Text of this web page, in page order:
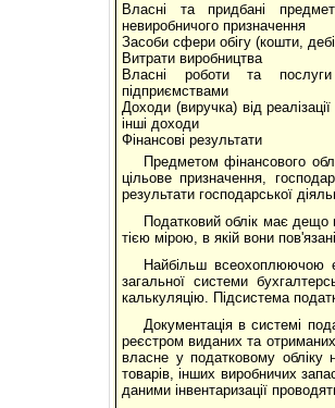
Власні та придбані
невиробничого призначення
Засоби сфери обігу (кошти,
Витрати виробництва
Власні роботи та
підприємствами
Доходи (виручка) від
інші доходи
Фінансові результати
Предметом фінансового
цільове призначення,
результати господарської
Податковий облік має дещо
тією мірою, в якій вони
Найбільш всеохоплюючою
загальної системи
калькуляцію. Підсистема
Документація в системі
реєстром виданих та
власне у податковому обліку
товарів, інших виробничих
даними інвентаризації